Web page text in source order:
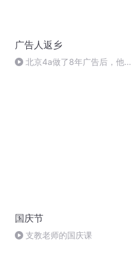
广告人返乡
北京4a做了8年广告后，他想
国庆节
支教老师的国庆课